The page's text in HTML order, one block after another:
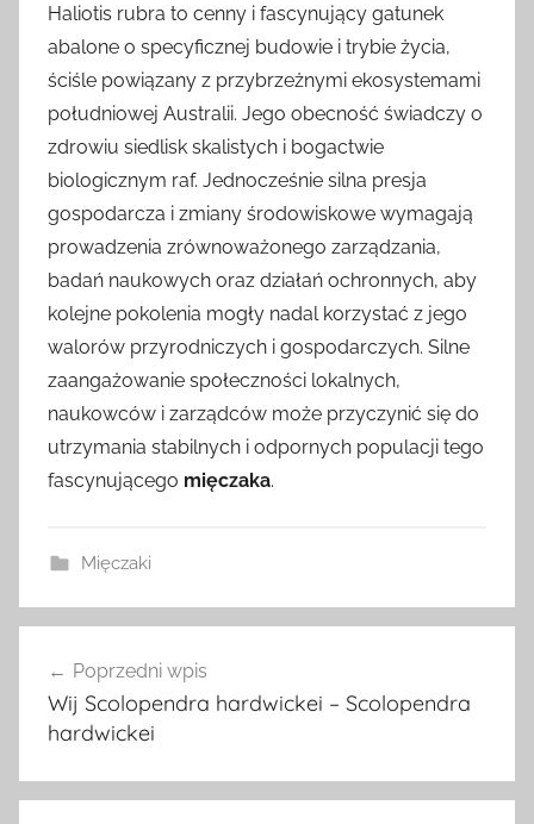
Haliotis rubra to cenny i fascynujący gatunek
abalone o specyficznej budowie i trybie życia,
ściśle powiązany z przybrzeżnymi ekosystemami
południowej Australii. Jego obecność świadczy o
zdrowiu siedlisk skalistych i bogactwie
biologicznym raf. Jednocześnie silna presja
gospodarcza i zmiany środowiskowe wymagają
prowadzenia zrównoważonego zarządzania,
badań naukowych oraz działań ochronnych, aby
kolejne pokolenia mogły nadal korzystać z jego
walorów przyrodniczych i gospodarczych. Silne
zaangażowanie społeczności lokalnych,
naukowców i zarządców może przyczynić się do
utrzymania stabilnych i odpornych populacji tego
fascynującego mięczaka.
Mięczaki
wpisu
Poprzedni wpis
Wij Scolopendra hardwickei – Scolopendra
hardwickei